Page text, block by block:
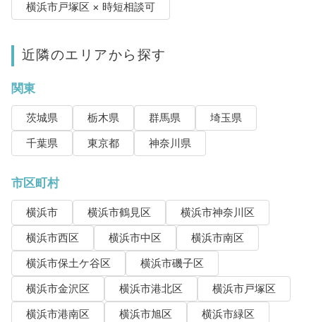
横浜市戸塚区 × 時短相談可
近隣のエリアから探す
関東
茨城県 栃木県 群馬県
埼玉県
千葉県
東京都 神奈川県
市区町村
横浜市 横浜市鶴見区
横浜市神奈川区
横浜市西区
横浜市中区
横浜市南区
横浜市保土ケ谷区
横浜市磯子区
横浜市金沢区
横浜市港北区
横浜市戸塚区
横浜市港南区
横浜市旭区
横浜市緑区